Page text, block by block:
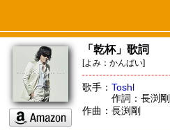
「乾杯」歌詞
[よみ：かんぱい]
歌手： Toshl
作詞：長渕剛
作曲：長渕剛